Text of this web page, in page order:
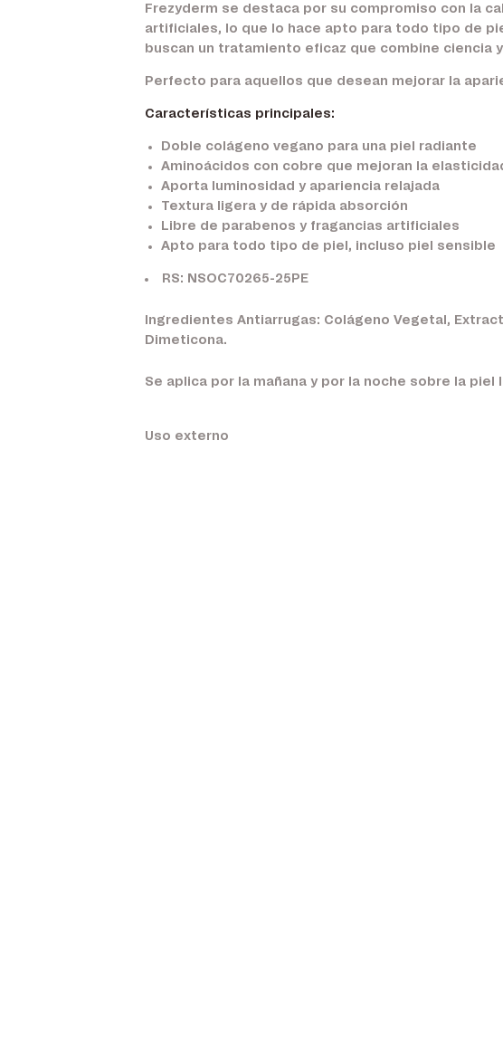
Frezyderm se destaca por su compromiso con la
artificiales, lo que lo hace apto para todo tipo de
buscan un tratamiento eficaz que combine ciencia
Perfecto para aquellos que desean mejorar la
Características principales:
Doble colágeno vegano para una piel radiante
Aminoácidos con cobre que mejoran la
Aporta luminosidad y apariencia relajada
Textura ligera y de rápida absorción
Libre de parabenos y fragancias artificiales
Apto para todo tipo de piel, incluso piel sensible
RS: NSOC70265-25PE
Ingredientes Antiarrugas: Colágeno Vegetal,
Dimeticona.
Se aplica por la mañana y por la noche sobre la
Uso externo